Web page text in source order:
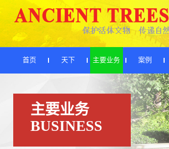
首页 天下 主要业务 案例
主要业务
BUSINESS